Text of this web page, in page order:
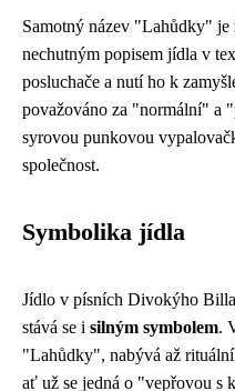
Samotný název "Lahůdky" je
nechutným popisem jídla v
posluchače a nutí ho k
považováno za "normální" a
syrovou punkovou
společnost.
Symbolika jídla
Jídlo v písních Divokýho
stává se i silným symbolem.
"Lahůdky", nabývá až
ať už se jedná o "vepřovou s